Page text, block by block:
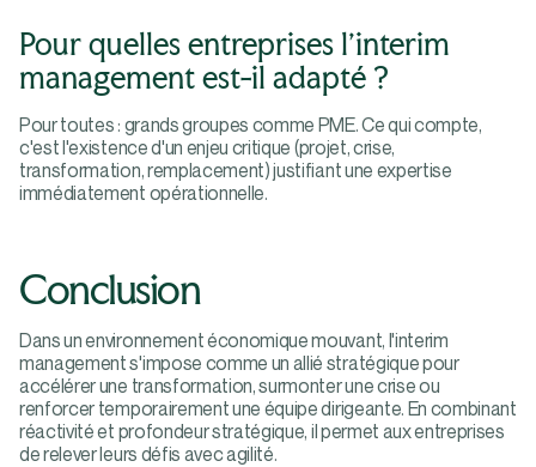
Pour quelles entreprises l'interim
management est-il adapté ?
Pour toutes : grands groupes comme PME. Ce qui compte,
c'est l'existence d'un enjeu critique (projet, crise,
transformation, remplacement) justifiant une expertise
immédiatement opérationnelle.
Conclusion
Dans un environnement économique mouvant, l'interim
management s'impose comme un allié stratégique pour
accélérer une transformation, surmonter une crise ou
renforcer temporairement une équipe dirigeante. En combinant
réactivité et profondeur stratégique, il permet aux entreprises
de relever leurs défis avec agilité.